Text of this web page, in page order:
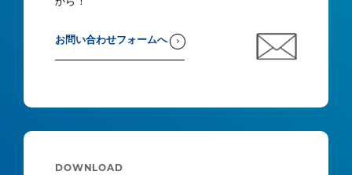
お問い合わせフォームへ
DOWNLOAD